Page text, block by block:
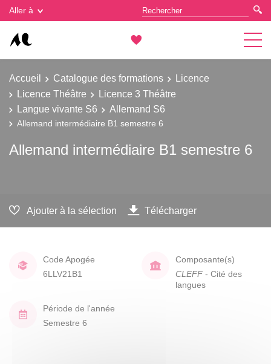
Aller à
Accueil Catalogue des formations
Licence
Licence Théâtre
Licence 3 Théâtre
Langue vivante S6
Allemand S6
Allemand intermédiaire B1 semestre 6
Allemand intermédiaire B1 semestre 6
Ajouter à la sélection Télécharger
Code Apogée
6LLV21B1
Composante(s)
CLEFF - Cité des
langues
Période de l'année
Semestre 6
Gestion des cookies